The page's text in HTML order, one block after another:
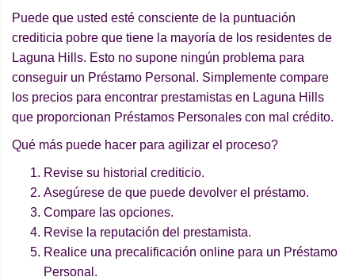
Puede que usted esté consciente de la puntuación
crediticia pobre que tiene la mayoría de los residentes de
Laguna Hills. Esto no supone ningún problema para
conseguir un Préstamo Personal. Simplemente compare
los precios para encontrar prestamistas en Laguna Hills
que proporcionan Préstamos Personales con mal crédito.
Qué más puede hacer para agilizar el proceso?
Revise su historial crediticio.
Asegúrese de que puede devolver el préstamo.
Compare las opciones.
Revise la reputación del prestamista.
Realice una precalificación online para un Préstamo
Personal.